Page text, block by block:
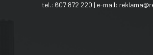
tel.: 607 872 220 | e-mail: